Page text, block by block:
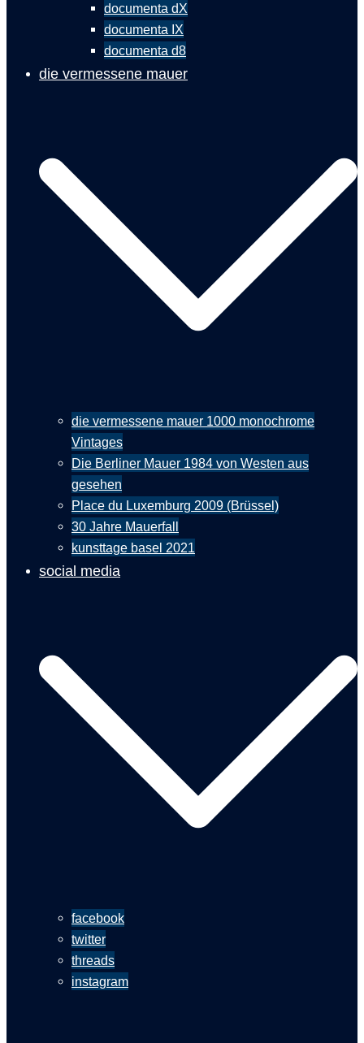
documenta dX
documenta IX
documenta d8
die vermessene mauer
die vermessene mauer 1000 monochrome
Vintages
Die Berliner Mauer 1984 von Westen aus
gesehen
Place du Luxemburg 2009 (Brüssel)
30 Jahre Mauerfall
kunsttage basel 2021
social media
facebook
twitter
threads
instagram